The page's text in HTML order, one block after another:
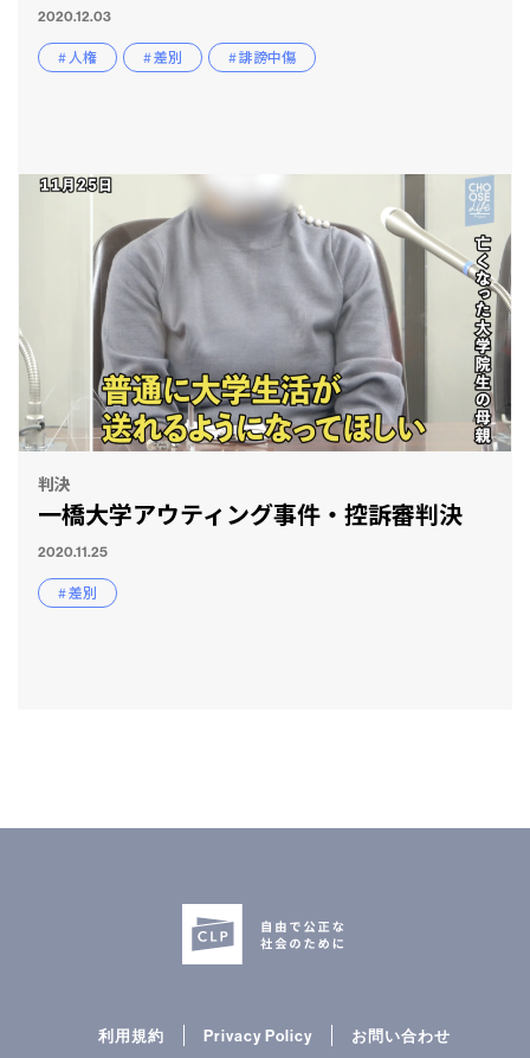
2020.12.03
# 人権 # 差別 # 誹謗中傷
判決
一橋大学アウティング事件・控訴審判決
2020.11.25
# 差別
利用規約 Privacy Policy お問い合わせ